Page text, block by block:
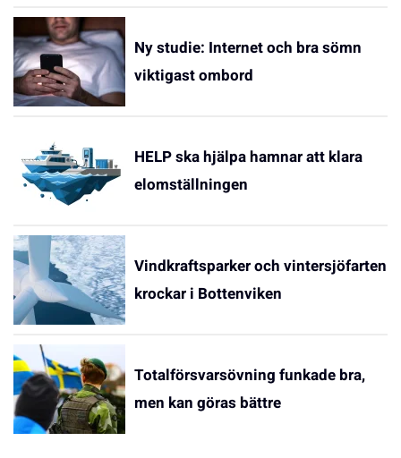
Ny studie: Internet och bra sömn
viktigast ombord
HELP ska hjälpa hamnar att klara
elomställningen
Vindkraftsparker och vintersjöfarten
krockar i Bottenviken
Totalförsvarsövning funkade bra,
men kan göras bättre